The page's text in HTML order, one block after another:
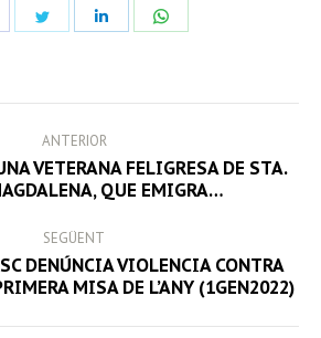
ANTERIOR
Previous
post:
VETERANA FELIGRESA DE STA.
QUE EMIGRA…
SEGÜENT
Next
DENÚNCIA VIOLENCIA CONTRA
MISA DE L’ANY (1GEN2022)